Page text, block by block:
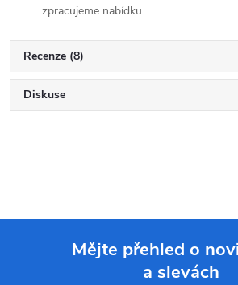
zpracujeme nabídku.
Recenze (8)
Diskuse
Mějte přehled o
a slevách